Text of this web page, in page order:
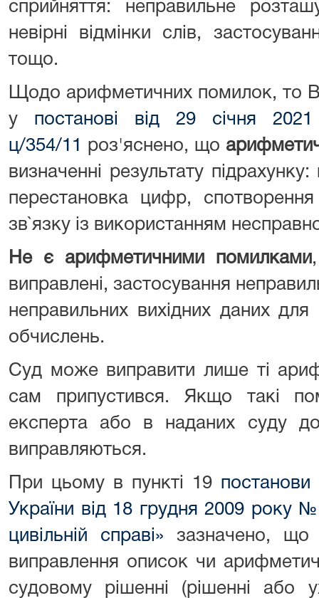
сприйняття: неправильне
невірні відмінки слів,
тощо.
Щодо арифметичних помилок, то
у постанові від 29 січня
ц/354/11
роз'яснено, що
визначенні результату
перестановка цифр,
зв`язку із використанням
Не є арифметичними помилками
виправлені, застосування
неправильних вихідних даних
обчислень.
Суд може виправити лише ті
сам припустився. Якщо такі
експерта або в наданих суду
виправляються.
При цьому в пункті 19
України від 18 грудня 2009 року
цивільній справі» зазначено, що
виправлення описок чи
судовому рішенні (рішенні або